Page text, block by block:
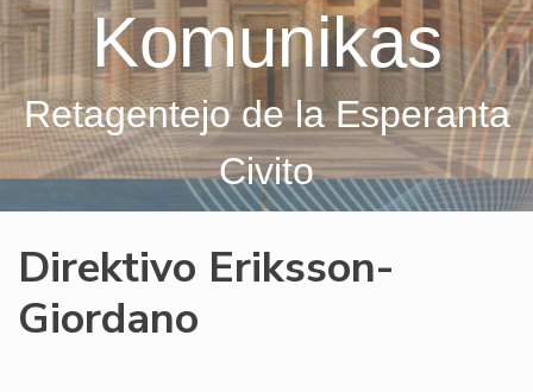
Komunikas
Retagentejo de la Esperanta
Civito
Direktivo Eriksson-
Giordano